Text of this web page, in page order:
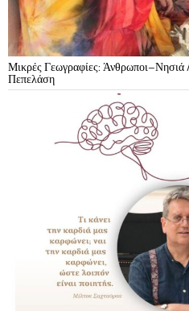
Μικρές Γεωγραφίες: Άνθρωποι–Νησιά
Πεπελάση